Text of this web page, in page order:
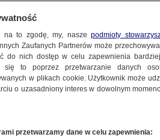
na to zgodę, my, naszepodmioty
Zaufanych Partnerów może
do nich dostęp w celu zapewnienia
się to poprzez przetwarzanie danych
w plikach cookie. Użytkownik może
o uzasadniony interes w dowolnym
przetwarzamy dane w celu zapewnienia: